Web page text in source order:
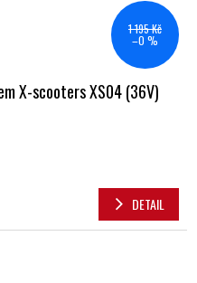
1 195 Kč
–0 %
X-scooters XS04 (36V)
DETAIL